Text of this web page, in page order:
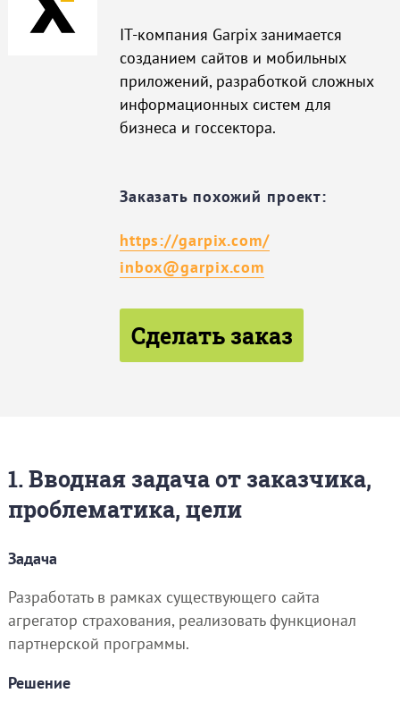
IT-компания Garpix занимается
созданием сайтов и мобильных
приложений, разработкой сложных
информационных систем для
бизнеса и госсектора.
Заказать похожий проект:
https://garpix.com/
inbox@garpix.com
Сделать заказ
1. Вводная задача от заказчика,
проблематика, цели
Задача
Разработать в рамках существующего сайта
агрегатор страхования, реализовать функционал
партнерской программы.
Решение